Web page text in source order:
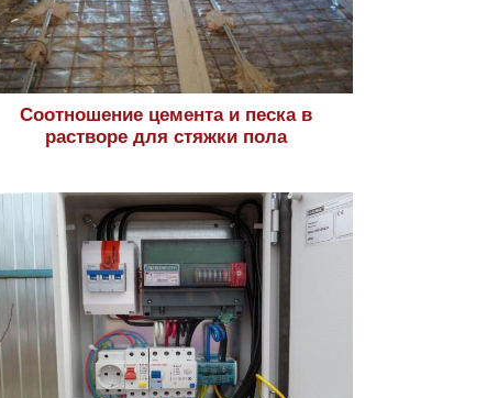
Соотношение цемента и песка в
растворе для стяжки пола